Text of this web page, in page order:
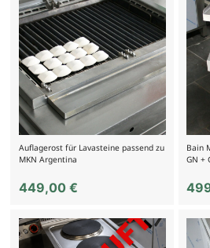
Auflagerost für Lavasteine passend zu
MKN Argentina
449,00 €
Bain
GN +